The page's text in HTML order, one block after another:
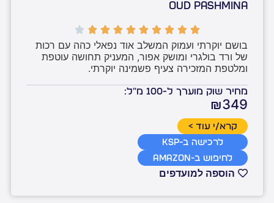
Oud Pashmina
בושם יוקרתי ועמוק המשלב אוד נפאלי כהה עם רכות
של ורד בולגרי ומושק אפור, המעניק תחושה עוטפת
ומלטפת המזכירה צעיף פשמינה יוקרתי.
מחיר שוק מוערך ל-100 מ"ל:
₪349
לחיפוש ב-Amazon
לרכישה ב-KSP
קרא/י עוד >
הוספה למועדפים